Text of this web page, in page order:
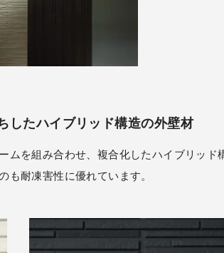
したハイブリッド構造の外壁材
ムを組み合わせ、複合化したハイブリッ
耐凍害性に優れています。